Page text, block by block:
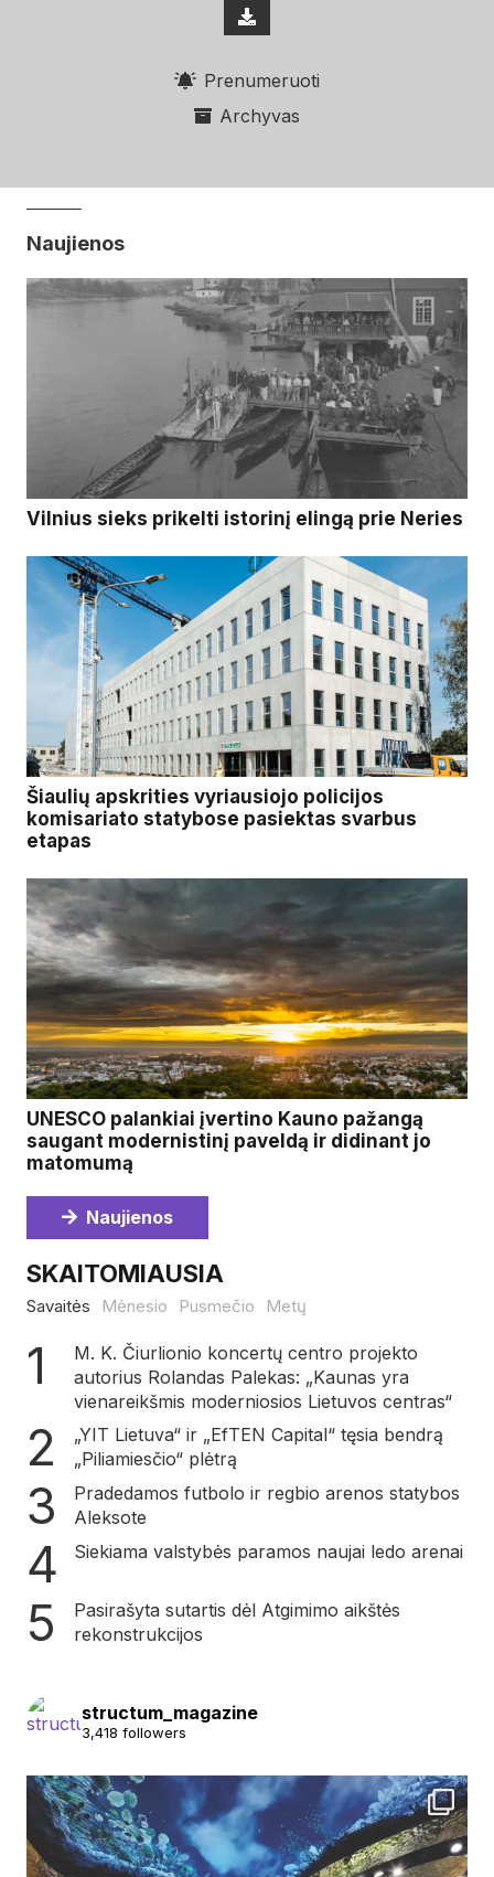
Prenumeruoti
Archyvas
Naujienos
Vilnius sieks prikelti istorinį elingą prie Neries
Šiaulių apskrities vyriausiojo policijos
komisariato statybose pasiektas svarbus
etapas
UNESCO palankiai įvertino Kauno pažangą
saugant modernistinį paveldą ir didinant jo
matomumą
Naujienos
SKAITOMIAUSIA
Savaitės Mėnesio Pusmečio Metų
M. K. Čiurlionio koncertų centro projekto
autorius Rolandas Palekas: „Kaunas yra
vienareikšmis moderniosios Lietuvos centras“
„YIT Lietuva“ ir „EfTEN Capital“ tęsia bendrą
„Piliamiesčio“ plėtrą
Pradedamos futbolo ir regbio arenos statybos
Aleksote
Siekiama valstybės paramos naujai ledo arenai
Pasirašyta sutartis dėl Atgimimo aikštės
rekonstrukcijos
structum_magazine
3,418 followers